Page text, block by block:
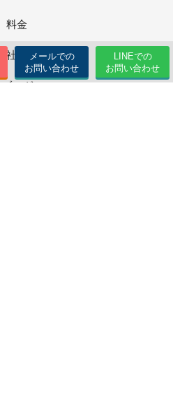
料金
会社情報
ブログ
メールでの
お問い合わせ
LINEでの
お問い合わせ